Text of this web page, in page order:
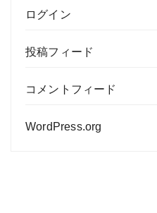
ログイン
投稿フィード
コメントフィード
WordPress.org